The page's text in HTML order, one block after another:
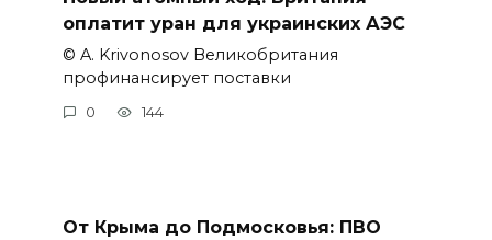
оплатит уран для украинских АЭС
© A. Krivonosov Великобритания
профинансирует поставки
0 144
От Крыма до Подмосковья: ПВО